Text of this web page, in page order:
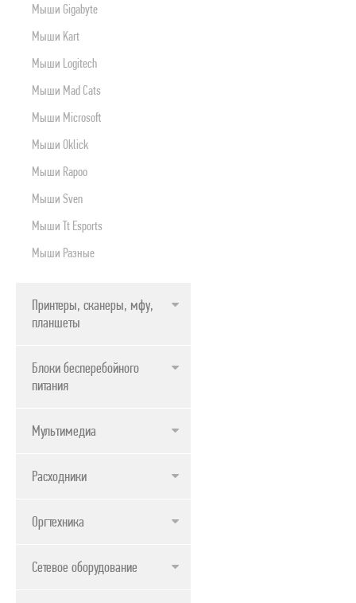
Мыши Gigabyte
Мыши Kart
Мыши Logitech
Мыши Mad Cats
Мыши Microsoft
Мыши Oklick
Мыши Rapoo
Мыши Sven
Мыши Tt Esports
Мыши Разные
Принтеры, сканеры, мфу,
планшеты
Блоки бесперебойного
питания
Мультимедиа
Расходники
Оргтехника
Сетевое оборудование